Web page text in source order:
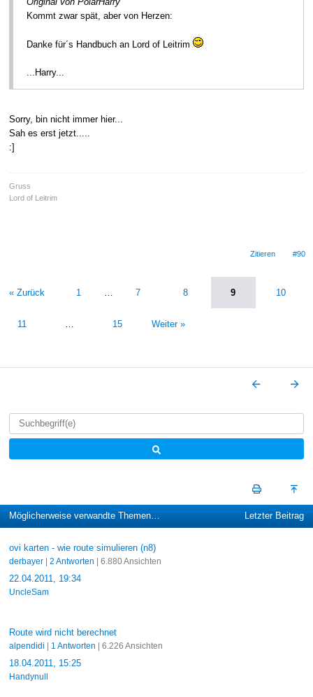
Kommt zwar spät, aber von Herzen:
Danke für´s Handbuch an Lord of Leitrim
...Harry...
Sorry, bin nicht immer hier...
Sah es erst jetzt.....
:]
Gruss
Lord of Leitrim
Zitieren #90
« Zurück 1 7 8 9 10
11 … 15 Weiter »
Möglicherweise verwandte Themen… Letzter Beitrag
ovi karten - wie route simulieren (n8)
derbayer| 2 Antworten | 6.880 Ansichten
22.04.2011, 19:34
UncleSam
Route wird nicht berechnet
alpendidi 1 Antworten | 6.226 Ansichten
18.04.2011, 15:25
Handynull